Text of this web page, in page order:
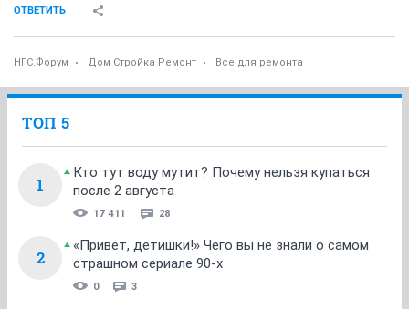
ОТВЕТИТЬ
НГС.Форум Дом Стройка Ремонт Все для ремонта
ТОП 5
1
Кто тут воду мутит? Почему нельзя купаться
после 2 августа
17 411 28
2
«Привет, детишки!» Чего вы не знали о самом
страшном сериале 90-х
0 3